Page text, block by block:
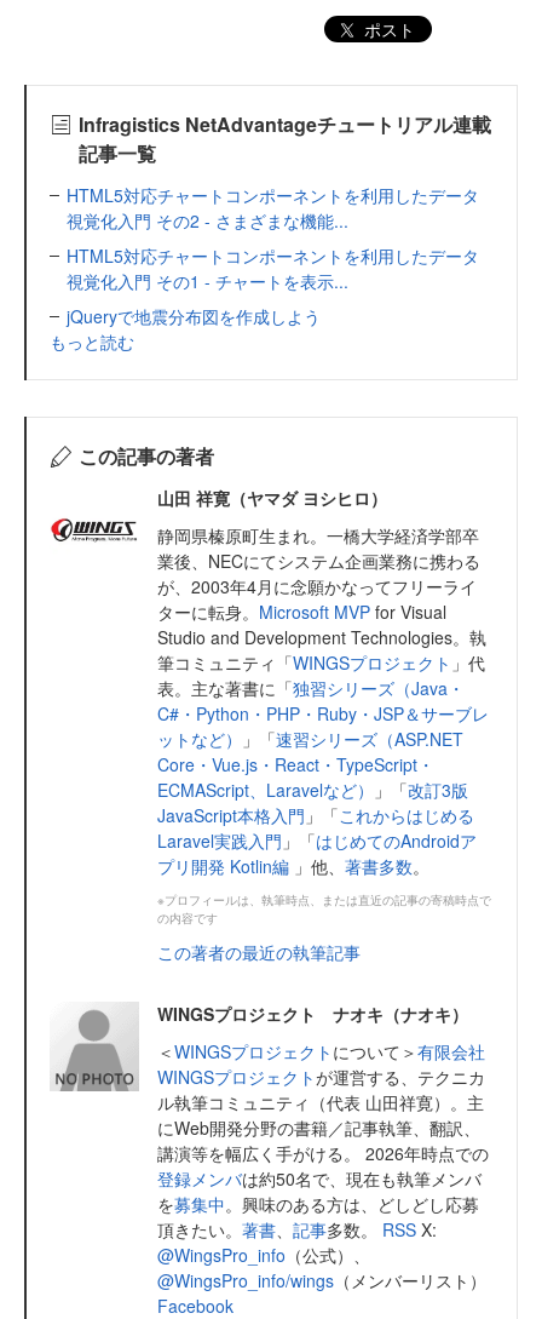
ポスト
Infragistics NetAdvantageチュートリアル連載
記事一覧
HTML5対応チャートコンポーネントを利用したデータ
視覚化入門 その2 - さまざまな機能...
HTML5対応チャートコンポーネントを利用したデータ
視覚化入門 その1 - チャートを表示...
jQueryで地震分布図を作成しよう
もっと読む
この記事の著者
山田 祥寛（ヤマダ ヨシヒロ）
静岡県榛原町生まれ。一橋大学経済学部卒
業後、NECにてシステム企画業務に携わる
が、2003年4月に念願かなってフリーライ
ターに転身。 Microsoft MVP for Visual
Studio and Development Technologies。執
筆コミュニティ「WINGSプロジェクト 」代
表。主な著書に「独習シリーズ（Java・
C#・Python・PHP・Ruby・JSP＆サーブレ
ットなど）
」「速習シリーズ（ASP.NET
Core・Vue.js・React・TypeScript・
ECMAScript、Laravelなど）
」「改訂3版
JavaScript本格入門 」「これからはじめる
Laravel実践入門 」「はじめてのAndroidア
プリ開発 Kotlin編 」他、 著書多数。
※プロフィールは、執筆時点、または直近の記事の寄稿時点で
の内容です
この著者の最近の執筆記事
WINGSプロジェクト ナオキ（ナオキ）
＜WINGSプロジェクト について＞有限会社
WINGSプロジェクトが運営する、テクニカ
ル執筆コミュニティ（代表 山田祥寛）。主
にWeb開発分野の書籍／記事執筆、翻訳、
講演等を幅広く手がける。 2026年時点での
登録メンバは約50名で、現在も執筆メンバ
を募集中。興味のある方は、どしどし応募
頂きたい。 著書 記事多数。 RSS X:
@WingsPro_info （公式）、
@WingsPro_info/wings （メンバーリスト）
Facebook